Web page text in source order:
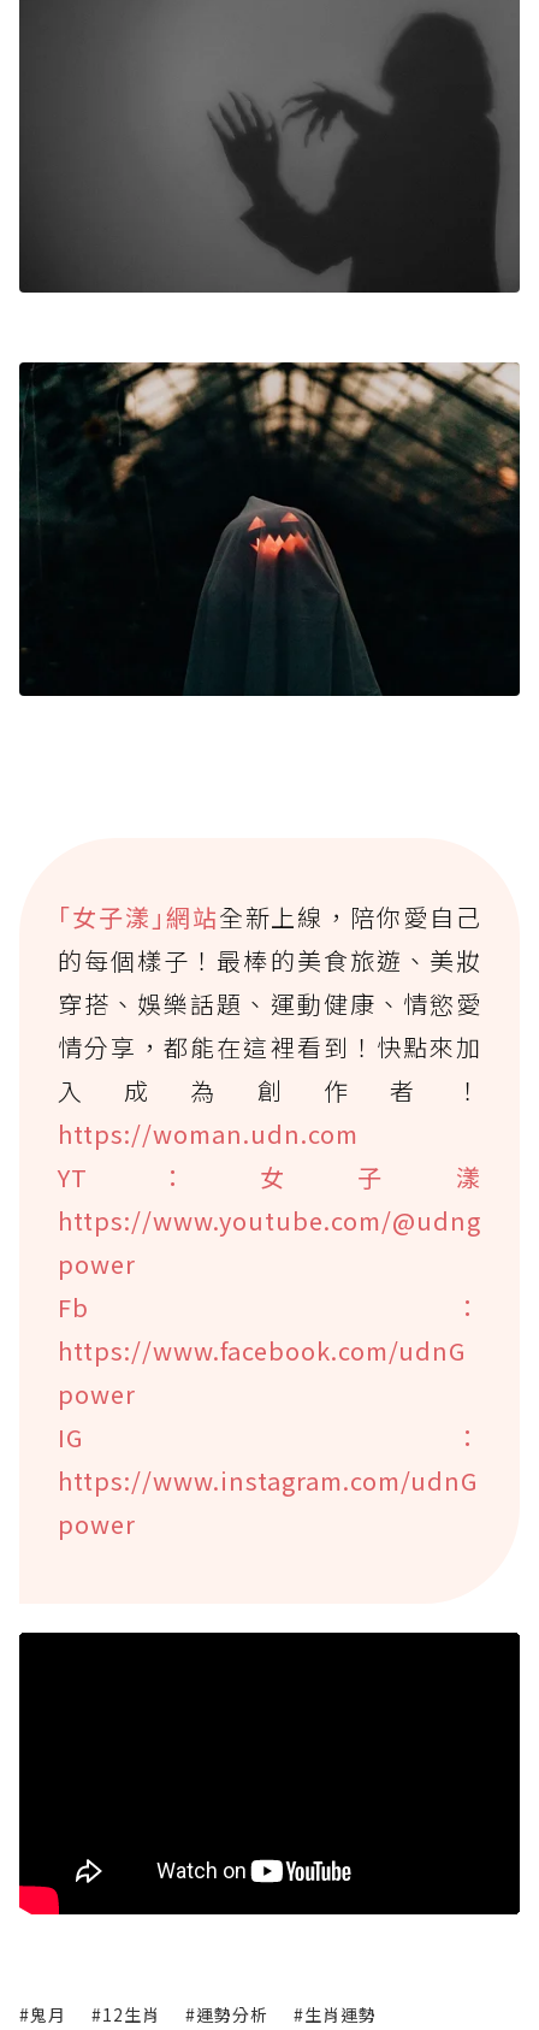
｢女子漾｣網站全新上線，陪你愛自己
的每個樣子！最棒的美食旅遊、美妝
穿搭、娛樂話題、運動健康、情慾愛
情分享，都能在這裡看到！快點來加
入成為創作者！
https://woman.udn.com
YT：女子漾
https://www.youtube.com/@udng
power
Fb：
https://www.facebook.com/udnG
power
IG：
https://www.instagram.com/udnG
power
#鬼月 #12生肖 #運勢分析 #生肖運勢